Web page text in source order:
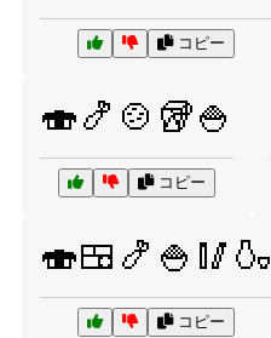
コピー
🍣🍤🍲🥡🍚
コピー
🍣🍱🍤🍚🥢🍶
コピー